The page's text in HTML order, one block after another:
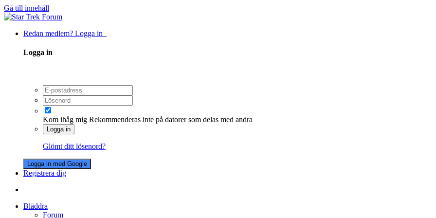
Gå till innehåll
Redan medlem? Logga in
Logga in
Kom ihåg mig Rekommenderas inte på datorer som delas med andra
Logga in
Glömt ditt lösenord?
Logga in med Google
Registrera dig
Bläddra
Forum